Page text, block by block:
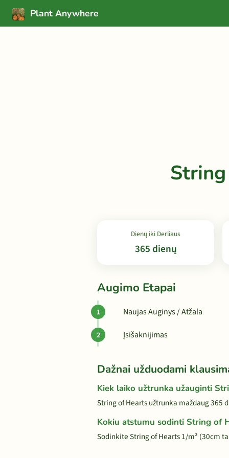
Plant Anywhere
Dienų iki Derliaus
365 dienų
Augimo Etapai
Naujas Auginys / Atžala
Įsišaknijimas
Dažnai užduodami
Kiek laiko užtrunka užauginti
String of Hearts užtrunka maždaug 365
Kokiu atstumu sodinti String of
Sodinkite String of Hearts 1/m² (30cm